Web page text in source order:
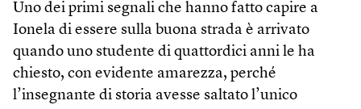
Uno dei primi segnali che hanno fatto capire a
Ionela di essere sulla buona strada è arrivato
quando uno studente di quattordici anni le ha
chiesto, con evidente amarezza, perché
l’insegnante di storia avesse saltato l’unico